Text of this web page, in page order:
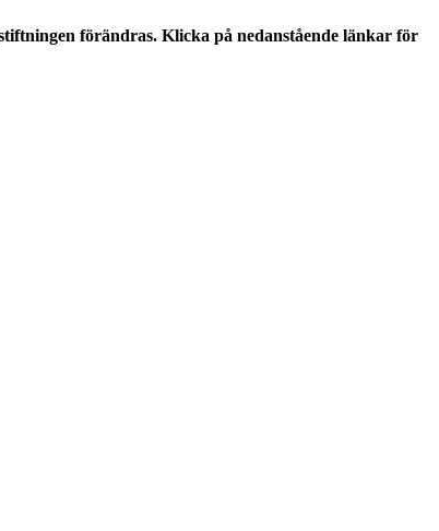
förändras. Klicka på nedanstående länkar för